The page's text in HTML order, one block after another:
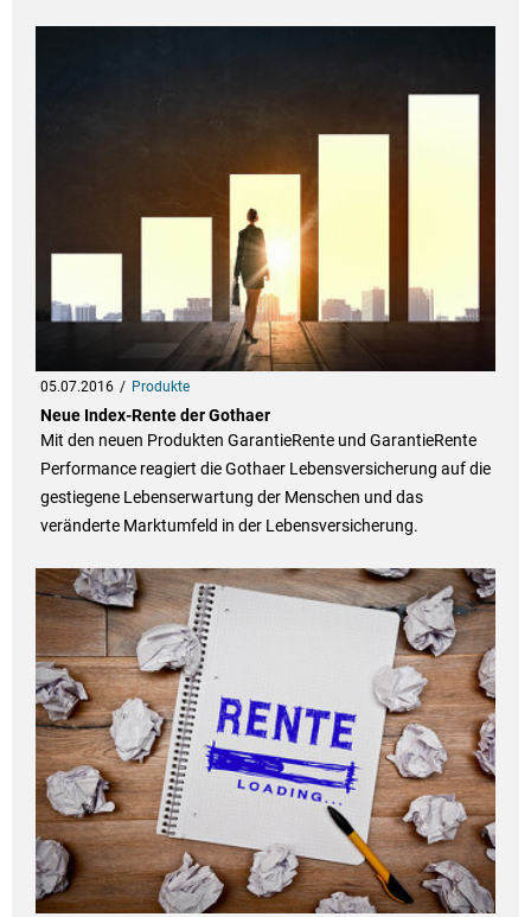
05.07.2016 Produkte
Neue Index-Rente der Gothaer
Mit den neuen Produkten GarantieRente und GarantieRente
Performance reagiert die Gothaer Lebensversicherung auf die
gestiegene Lebenserwartung der Menschen und das
veränderte Marktumfeld in der Lebensversicherung.